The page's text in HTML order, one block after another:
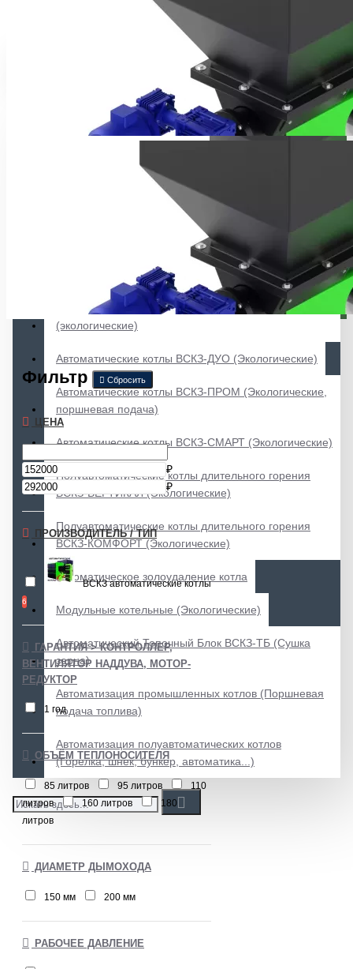
Редуцированные дымоходы
Автоматические котлы ВСКЗ-ЛАЙТ (Экологические)
Автоматические котлы ВСКЗ-ЭКО Плюс
Автоматические котлы ВСКЗ-ЛЮКС (Экологические)
Автоматические котлы ВСКЗ-КОМПАКТ
(экологические)
Автоматические котлы ВСКЗ-ДУО (Экологические)
Автоматические котлы ВСКЗ-ПРОМ (Экологические,
поршневая подача)
Автоматические котлы ВСКЗ-СМАРТ (Экологические)
Полуавтоматические котлы длительного горения
ВСКЗ-ВЕРТИКАЛ (Экологические)
Полуавтоматические котлы длительного горения
ВСКЗ-КОМФОРТ (Экологические)
Автоматическое золоудаление котла
Модульные котельные (Экологические)
Автоматический Топочный Блок ВСКЗ-ТБ (Сушка
зерна)
Автоматизация промышленных котлов (Поршневая
подача топлива)
Автоматизация полуавтоматических котлов
(Горелка, шнек, бункер, автоматика...)
Фильтр Сбросить
ЦЕНА
₽
₽
ПРОИЗВОДИТЕЛЬ / ТИП
ВСКЗ автоматические котлы
6
ГАРАНТИЯ > КОНТРОЛЛЕР,
ВЕНТИЛЯТОР НАДДУВА, МОТОР-
РЕДУКТОР
1 год
ОБЪЁМ ТЕПЛОНОСИТЕЛЯ
85 литров 95 литров
110
литров
160 литров
180
литров
ДИАМЕТР ДЫМОХОДА
150 мм 200 мм
РАБОЧЕЕ ДАВЛЕНИЕ